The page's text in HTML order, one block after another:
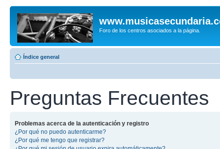
Foro de los centros asociados a la página.
Índice general
Preguntas Frecuentes
Problemas acerca de la autenticación y registro
¿Por qué no puedo autenticarme?
¿Por qué me tengo que registrar?